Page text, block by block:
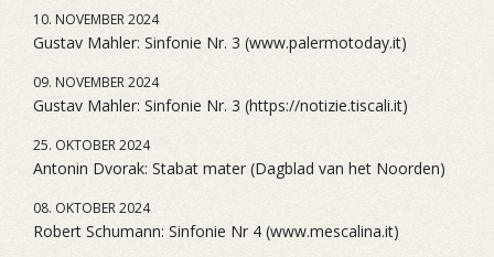
10. NOVEMBER 2024
Gustav Mahler: Sinfonie Nr. 3 (www.palermotoday.it)
09. NOVEMBER 2024
Gustav Mahler: Sinfonie Nr. 3 (https://notizie.tiscali.it)
25. OKTOBER 2024
Antonin Dvorak: Stabat mater (Dagblad van het Noorden)
08. OKTOBER 2024
Robert Schumann: Sinfonie Nr 4 (www.mescalina.it)